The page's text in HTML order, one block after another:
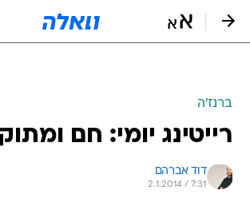
ברנז'ה
רייטינג יומי: חם
דוד אברהם
2.1.2014 / 7:31